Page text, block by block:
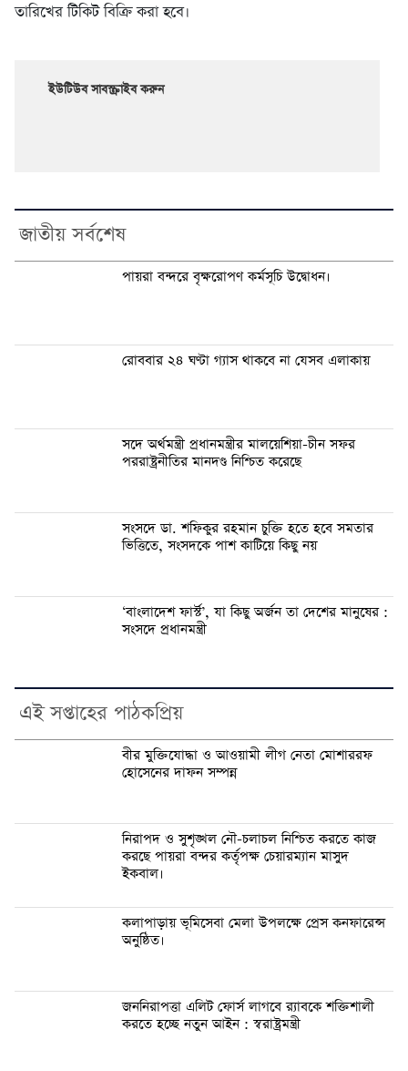
তারিখের টিকিট বিক্রি করা হবে।
ইউটিউব সাবস্ক্রাইব করুন
জাতীয় সর্বশেষ
পায়রা বন্দরে বৃক্ষরোপণ কর্মসূচি উদ্বোধন।
রোববার ২৪ ঘণ্টা গ্যাস থাকবে না যেসব এলাকায়
সদে অর্থমন্ত্রী প্রধানমন্ত্রীর মালয়েশিয়া-চীন সফর
পররাষ্ট্রনীতির মানদণ্ড নিশ্চিত করেছে
সংসদে ডা. শফিকুর রহমান চুক্তি হতে হবে সমতার
ভিত্তিতে, সংসদকে পাশ কাটিয়ে কিছু নয়
‘বাংলাদেশ ফার্স্ট’, যা কিছু অর্জন তা দেশের মানুষের :
সংসদে প্রধানমন্ত্রী
এই সপ্তাহের পাঠকপ্রিয়
বীর মুক্তিযোদ্ধা ও আওয়ামী লীগ নেতা মোশাররফ
হোসেনের দাফন সম্পন্ন
নিরাপদ ও সুশৃঙ্খল নৌ-চলাচল নিশ্চিত করতে কাজ
করছে পায়রা বন্দর কর্তৃপক্ষ চেয়ারম্যান মাসুদ
ইকবাল।
কলাপাড়ায় ভূমিসেবা মেলা উপলক্ষে প্রেস কনফারেন্স
অনুষ্ঠিত।
জননিরাপত্তা এলিট ফোর্স লাগবে র‍্যাবকে শক্তিশালী
করতে হচ্ছে নতুন আইন : স্বরাষ্ট্রমন্ত্রী